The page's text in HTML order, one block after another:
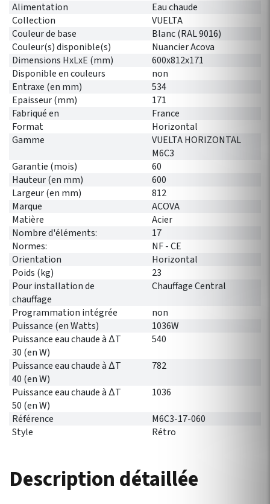
Alimentation
Eau chaude
Collection
VUELTA
Couleur de base
Blanc (RAL 9016)
Couleur(s) disponible(s)
Nuancier Acova
Dimensions HxLxE (mm)
600x812x171
Disponible en couleurs
non
Entraxe (en mm)
534
Epaisseur (mm)
171
Fabriqué en
France
Format
Horizontal
Gamme
VUELTA HORIZONTAL
M6C3
Garantie (mois)
60
Hauteur (en mm)
600
Largeur (en mm)
812
Marque
ACOVA
Matière
Acier
Nombre d'éléments:
17
Normes:
NF - CE
Orientation
Horizontal
Poids (kg)
23
Pour installation de
chauffage
Chauffage Central
Programmation intégrée
non
Puissance (en Watts)
1036W
Puissance eau chaude à ∆T
30 (en W)
540
Puissance eau chaude à ∆T
40 (en W)
782
Puissance eau chaude à ∆T
50 (en W)
1036
Référence
M6C3-17-060
Style
Rétro
Description détaillée